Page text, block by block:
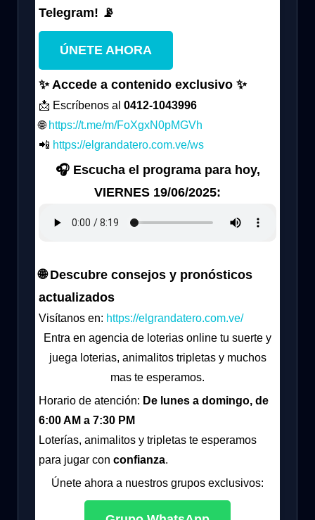
Telegram! 📡
ÚNETE AHORA
✨ Accede a contenido exclusivo ✨
📩 Escríbenos al 0412-1043996
🌐 https://t.me/m/FoXgxN0pMGVh
📲 https://elgrandatero.com.ve/ws
🎧 Escucha el programa para hoy,
VIERNES 19/06/2025:
🌐 Descubre consejos y pronósticos
actualizados
Visítanos en: https://elgrandatero.com.ve/
Entra en agencia de loterias online tu suerte y
juega loterias, animalitos tripletas y muchos
mas te esperamos.
Horario de atención: De lunes a domingo, de
6:00 AM a 7:30 PM
Loterías, animalitos y tripletas te esperamos
para jugar con confianza.
Únete ahora a nuestros grupos exclusivos: